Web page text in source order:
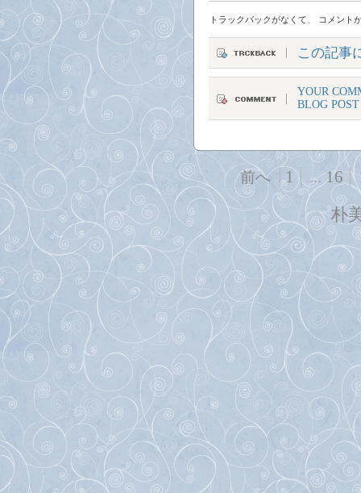
トラックバックがなくて コメント
この記事
YOUR
BLOG POST
前へ 1 ... 16
朴